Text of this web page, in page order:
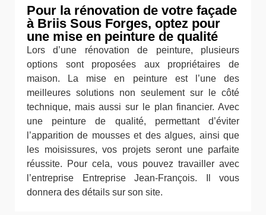
Pour la rénovation de votre façade
à Briis Sous Forges, optez pour
une mise en peinture de qualité
Lors d’une rénovation de peinture, plusieurs
options sont proposées aux propriétaires de
maison. La mise en peinture est l’une des
meilleures solutions non seulement sur le côté
technique, mais aussi sur le plan financier. Avec
une peinture de qualité, permettant d’éviter
l’apparition de mousses et des algues, ainsi que
les moisissures, vos projets seront une parfaite
réussite. Pour cela, vous pouvez travailler avec
l’entreprise Entreprise Jean-François. Il vous
donnera des détails sur son site.